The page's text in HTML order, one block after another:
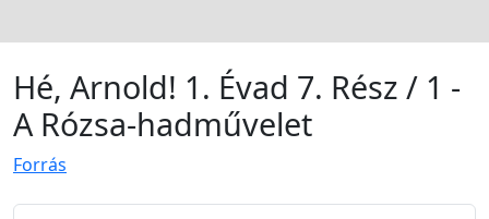
Hé, Arnold! 1. Évad 7. Rész / 1 -
A Rózsa-hadművelet
Forrás